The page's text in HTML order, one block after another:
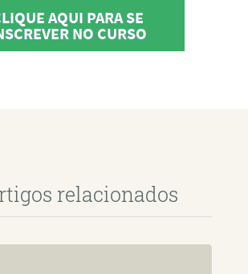
AQUI PARA SE
NO CURSO
relacionados